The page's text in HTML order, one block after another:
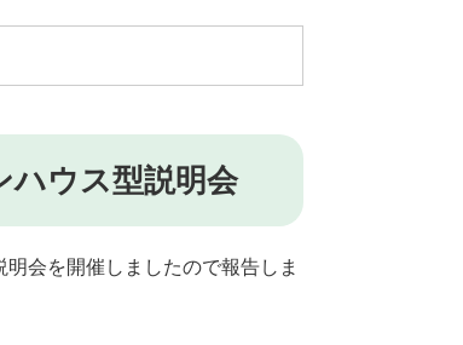
ハウス型説明会
会を開催しましたので報告しま